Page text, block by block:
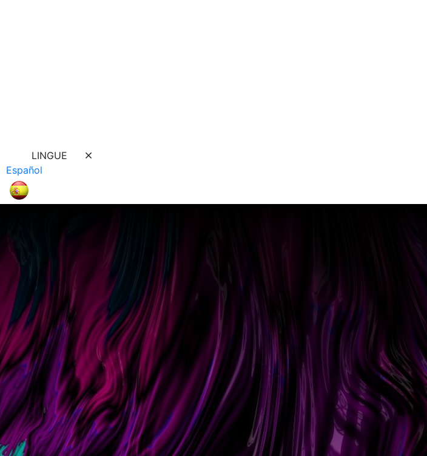
LINGUE
Español